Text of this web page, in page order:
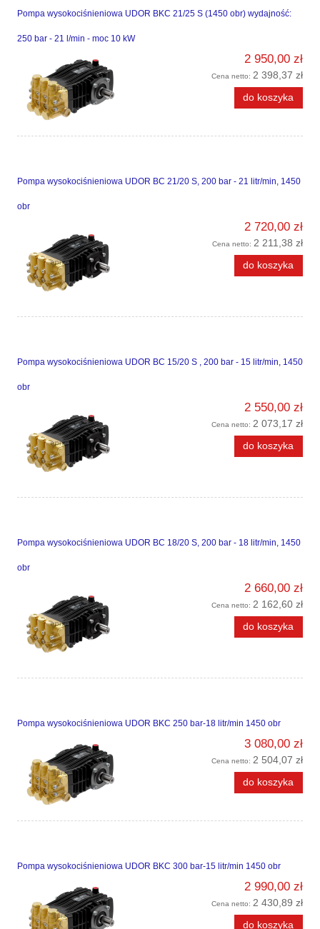
Pompa wysokociśnieniowa UDOR BKC 21/25 S (1450 obr) wydajność:
250 bar - 21 l/min - moc 10 kW
2 950,00 zł
Cena netto: 2 398,37 zł
do koszyka
Pompa wysokociśnieniowa UDOR BC 21/20 S, 200 bar - 21 litr/min, 1450
obr
2 720,00 zł
Cena netto: 2 211,38 zł
do koszyka
Pompa wysokociśnieniowa UDOR BC 15/20 S , 200 bar - 15 litr/min, 1450
obr
2 550,00 zł
Cena netto: 2 073,17 zł
do koszyka
Pompa wysokociśnieniowa UDOR BC 18/20 S, 200 bar - 18 litr/min, 1450
obr
2 660,00 zł
Cena netto: 2 162,60 zł
do koszyka
Pompa wysokociśnieniowa UDOR BKC 250 bar-18 litr/min 1450 obr
3 080,00 zł
Cena netto: 2 504,07 zł
do koszyka
Pompa wysokociśnieniowa UDOR BKC 300 bar-15 litr/min 1450 obr
2 990,00 zł
Cena netto: 2 430,89 zł
do koszyka